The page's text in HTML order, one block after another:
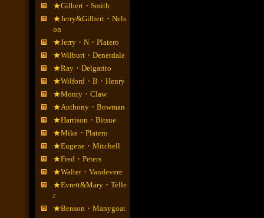
★Gilbert・Smith
★Jerry&Gilbert・Nels
on
★Jerry・N・Platero
★Wilburt・Denetdale
★Ray・Delgarito
★Wilford・B・Henry
★Monty・Claw
★Anthony・Bowman
★Harrison・Bitsue
★Mike・Platero
★Eugene・Mitchell
★Fred・Peters
★Walter・Vandevere
★Evrett&Mary・Telle
r
★Benson・Manygoat